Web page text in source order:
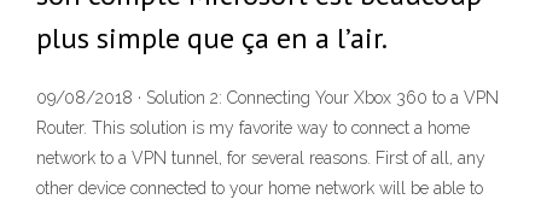
plus simple que ça en a l’air.
09/08/2018 · Solution 2: Connecting Your Xbox 360 to a VPN
Router. This solution is my favorite way to connect a home
network to a VPN tunnel, for several reasons. First of all, any
other device connected to your home network will be able to